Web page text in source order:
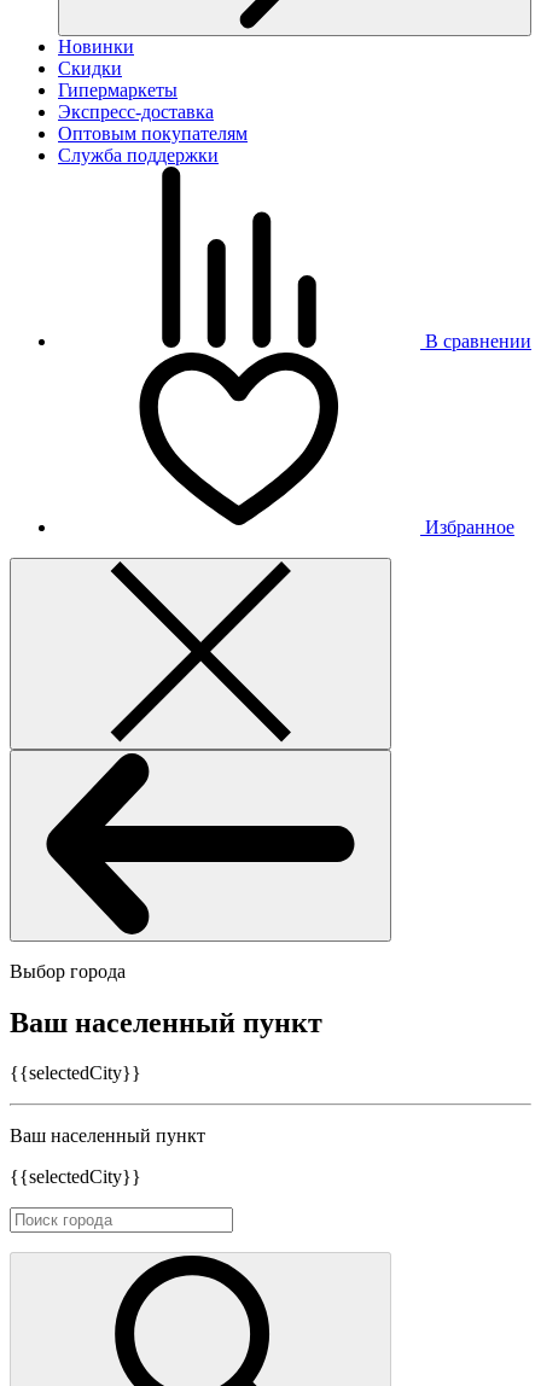
Новинки
Скидки
Гипермаркеты
Экспресс-доставка
Оптовым покупателям
Служба поддержки
В сравнении
Избранное
Выбор города
Ваш населенный пункт
{{selectedCity}}
Ваш населенный пункт
{{selectedCity}}